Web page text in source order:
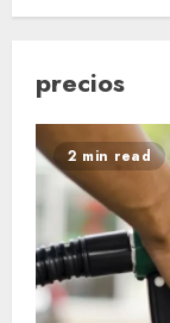
precios
2 min read